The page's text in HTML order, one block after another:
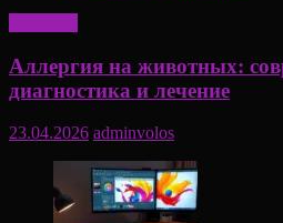
Аллергия на животных:
диагностика и лечение
23.04.2026 adminvolos